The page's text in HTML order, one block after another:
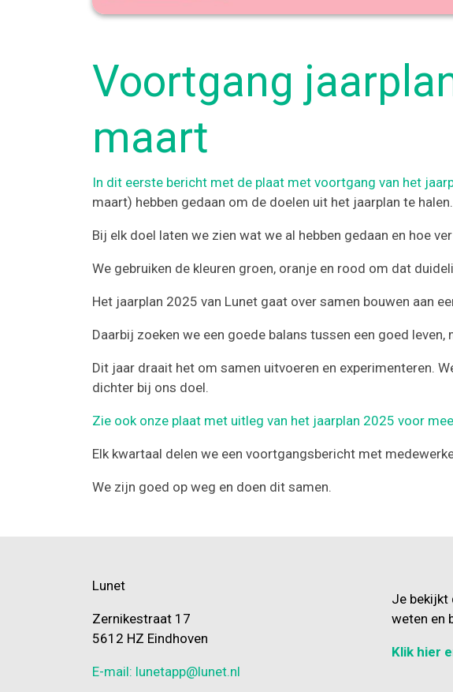
Voortgang
maart
In dit eerste bericht met de plaat met voortgang van het
maart) hebben gedaan om de doelen uit het jaarplan te halen.
Bij elk doel laten we zien wat we al hebben gedaan en hoe
We gebruiken de kleuren groen, oranje en rood om dat
Het jaarplan 2025 van Lunet gaat over samen bouwen aan
Daarbij zoeken we een goede balans tussen een goed
Dit jaar draait het om samen uitvoeren en experimenteren.
dichter bij ons doel.
Zie ook onze plaat met uitleg van het jaarplan 2025 voor
Elk kwartaal delen we een voortgangsbericht met
We zijn goed op weg en doen dit samen.
Lunet
Zernikestraat 17
5612 HZ Eindhoven
E-mail: lunetapp@lunet.nl
Je bekijkt
weten en
Klik hier